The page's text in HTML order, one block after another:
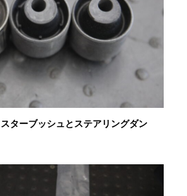
ターブッシュとステアリングダン